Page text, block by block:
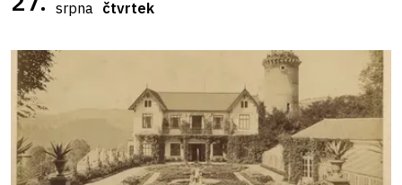
srpna čtvrtek